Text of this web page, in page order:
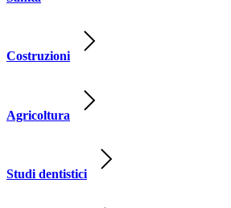
Costruzioni
Agricoltura
Studi dentistici